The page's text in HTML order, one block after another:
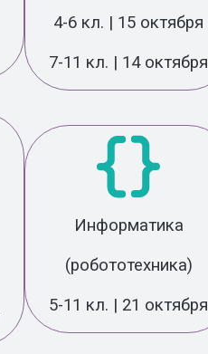
4-6 кл. | 15 октября
7-11 кл. | 14 октября
Информатика
(робототехника)
5-11 кл. | 21 октября